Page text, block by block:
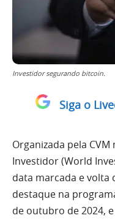
Investidor segurando bitcoin.
Siga o
Organizada pela
Investidor (World
data marcada e volta
destaque na
de outubro de 2024,